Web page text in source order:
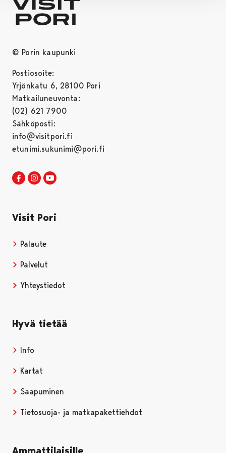
© Porin kaupunki
Postiosoite:
Yrjönkatu 6, 28100 Pori
Matkailuneuvonta:
(02) 621 7900
Sähköposti:
info@visitpori.fi
etunimi.sukunimi@pori.fi
Visit Pori Facebookissa
Avautuu uudessa välilehdessä
Visit Pori Instagrammissa
Avautuu uudessa välilehdessä
Visit Pori
Palaute
Palvelut
Yhteystiedot
Hyvä tietää
Info
Kartat
Saapuminen
Tietosuoja- ja matkapakettiehdot
Ammattilaisille